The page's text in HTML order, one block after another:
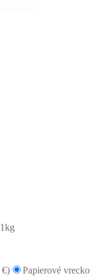
1kg
€)
Papierové vrecko